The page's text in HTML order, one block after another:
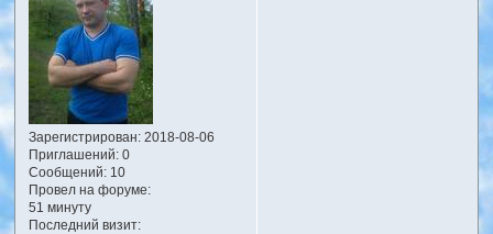
Зарегистрирован: 2018-08-06
Приглашений:0
Сообщений:10
Провел на форуме:
51 минуту
Последний визит: